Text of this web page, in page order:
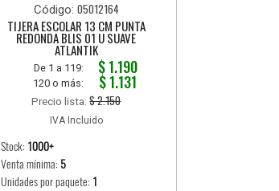
Código: 05012164
TIJERA ESCOLAR 13 CM PUNTA
REDONDA BLIS 01 U SUAVE
ATLANTIK
De 1 a 119: $ 1.190
120 o más: $ 1.131
Precio lista:$ 2.150
IVA Incluido
Stock: 1000+
Venta mínima: 5
Unidades por paquete: 1